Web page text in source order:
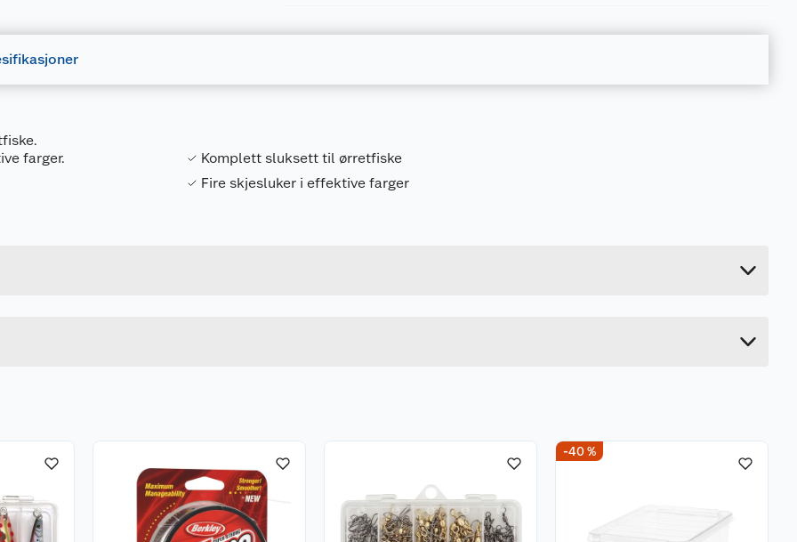
farger.
Komplett sluksett til ørretfiske
Fire skjesluker i effektive farger
-40 %